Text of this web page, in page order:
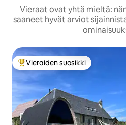
Vieraat ovat yhtä mieltä:
saaneet hyvät arviot
Vieraiden suosikkien
Vieraiden suosikki